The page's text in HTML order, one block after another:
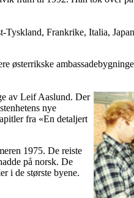
Frankrike, Italia,
østerrikske
av Leif Aaslund. Der
nye
fra «En detaljert
1975. De reiste
på norsk. De
i de største byene.